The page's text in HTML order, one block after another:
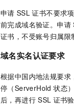
申请 SSL 证书不要求
前完成域名验证。申请
证书，不受账号归属限
域名实名认证要求
根据中国内地法规要
停（ServerHold 状态
后，再进行 SSL 证书验